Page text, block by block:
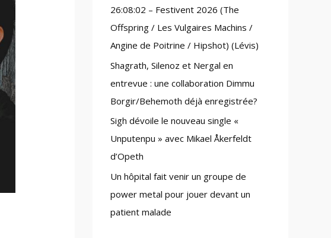
:26:08:02 – Festivent 2026 (The
Offspring / Les Vulgaires Machins /
Angine de Poitrine / Hipshot) (Lévis)
Shagrath, Silenoz et Nergal en
entrevue : une collaboration Dimmu
Borgir/Behemoth déjà enregistrée?
Sigh dévoile le nouveau single «
Unputenpu » avec Mikael Åkerfeldt
d’Opeth
Un hôpital fait venir un groupe de
power metal pour jouer devant un
patient malade